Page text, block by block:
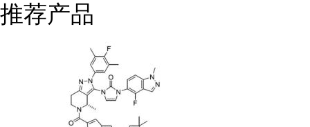
推荐产品